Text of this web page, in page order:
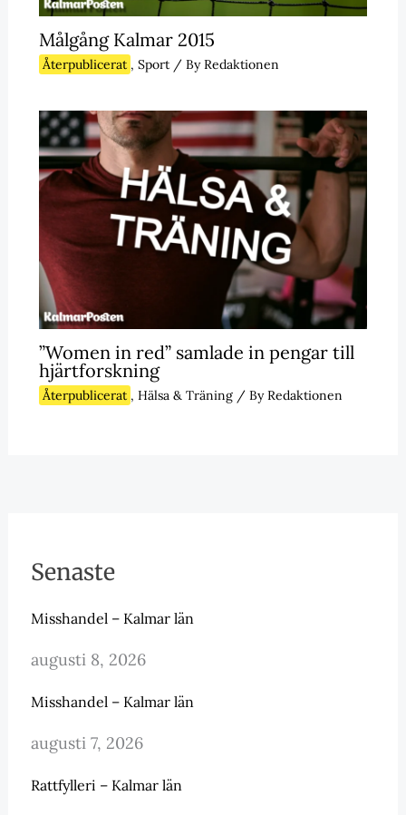
Målgång Kalmar 2015
Återpublicerat , Sport/ ByRedaktionen
”Women in red” samlade in pengar till
hjärtforskning
Återpublicerat , Hälsa & Träning/ ByRedaktionen
Senaste
Misshandel – Kalmar län
augusti 8, 2026
Misshandel – Kalmar län
augusti 7, 2026
Rattfylleri – Kalmar län